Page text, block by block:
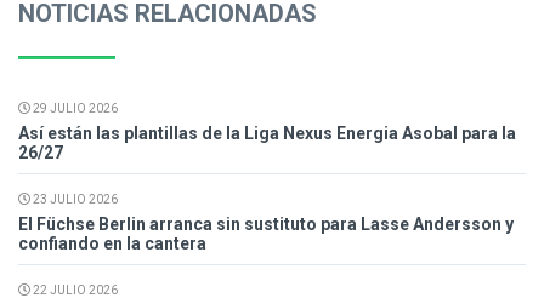
NOTICIAS RELACIONADAS
29 JULIO 2026
Así están las plantillas de la Liga Nexus Energia Asobal para la
26/27
23 JULIO 2026
El Füchse Berlin arranca sin sustituto para Lasse Andersson y
confiando en la cantera
22 JULIO 2026